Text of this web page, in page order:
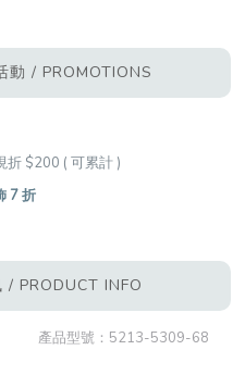
動 / PROMOTIONS
折 $200 ( 可累計 )
7 折
/ PRODUCT INFO
產品型號： 5213-5309-68